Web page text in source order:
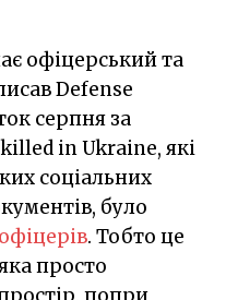
Defense
серпня за
in Ukraine, які
соціальних
було
. Тобто це
просто